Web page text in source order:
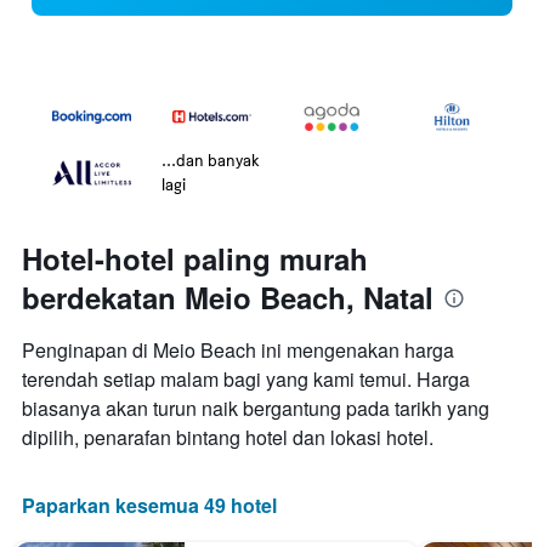
...dan banyak
lagi
Hotel-hotel paling murah
berdekatan Meio Beach, Natal
Penginapan di Meio Beach ini mengenakan harga
terendah setiap malam bagi yang kami temui. Harga
biasanya akan turun naik bergantung pada tarikh yang
dipilih, penarafan bintang hotel dan lokasi hotel.
Paparkan kesemua 49 hotel